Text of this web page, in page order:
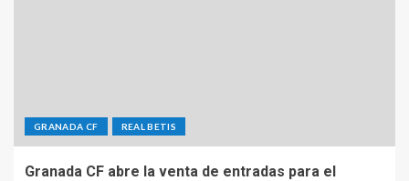
GRANADA CF REAL BETIS
Granada CF abre la venta de entradas para el